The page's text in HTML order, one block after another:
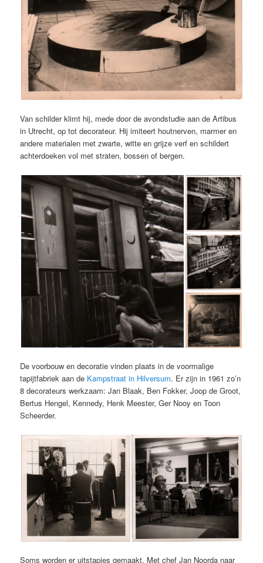
Van schilder klimt hij, mede door de avondstudie aan de Artibus
in Utrecht, op tot decorateur. Hij imiteert houtnerven, marmer en
andere materialen met zwarte, witte en grijze verf en schildert
achterdoeken vol met straten, bossen of bergen.
De voorbouw en decoratie vinden plaats in de voormalige
tapijtfabriek aan de Kampstraat in Hilversum. Er zijn in 1961 zo’n
8 decorateurs werkzaam: Jan Blaak, Ben Fokker, Joop de Groot,
Bertus Hengel, Kennedy, Henk Meester, Ger Nooy en Toon
Scheerder.
Soms worden er uitstapjes gemaakt. Met chef Jan Noorda naar